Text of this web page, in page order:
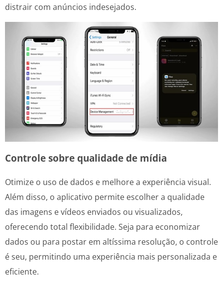
distrair com anúncios indesejados.
Controle sobre qualidade de mídia
Otimize o uso de dados e melhore a experiência visual.
Além disso, o aplicativo permite escolher a qualidade
das imagens e vídeos enviados ou visualizados,
oferecendo total flexibilidade. Seja para economizar
dados ou para postar em altíssima resolução, o controle
é seu, permitindo uma experiência mais personalizada e
eficiente.